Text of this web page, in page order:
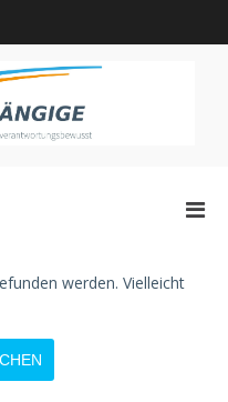
werden. Vielleicht